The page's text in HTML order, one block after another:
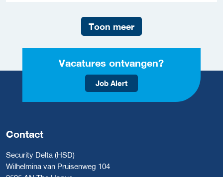
Toon meer
Vacatures ontvangen?
Job Alert
Contact
Security Delta (HSD)
Wilhelmina van Pruisenweg 104